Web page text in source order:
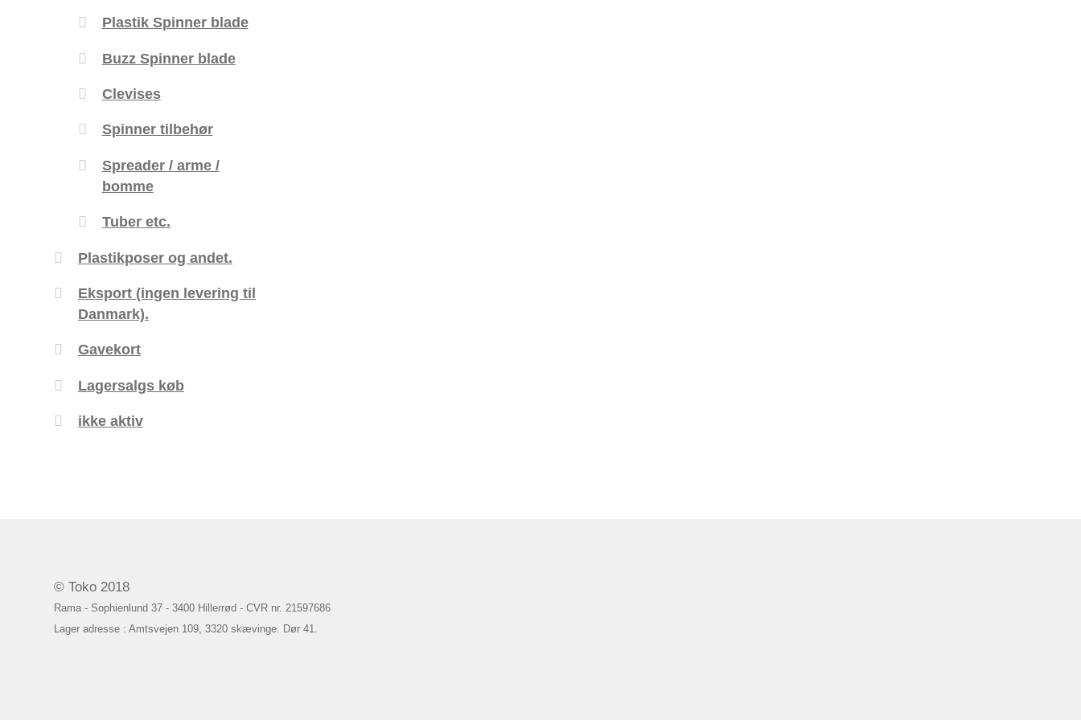
Plastik Spinner blade
Buzz Spinner blade
Clevises
Spinner tilbehør
Spreader / arme /
bomme
Tuber etc.
Plastikposer og andet.
Eksport (ingen levering til
Danmark).
Gavekort
Lagersalgs køb
ikke aktiv
© Toko 2018
Rama - Sophienlund 37 - 3400 Hillerrød - CVR nr. 21597686
Lager adresse : Amtsvejen 109, 3320 skævinge. Dør 41.